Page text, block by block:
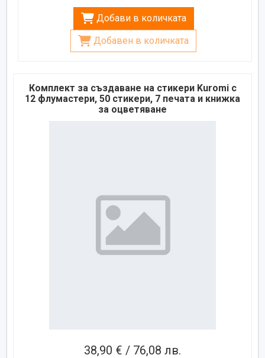
Добави в количката
Добавен в количката
Комплект за създаване на стикери Kuromi с
12 флумастери, 50 стикери, 7 печата и книжка
за оцветяване
38,90 € / 76,08 лв.